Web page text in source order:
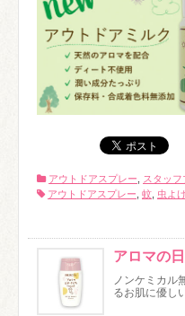
アウトドアスプレー
スタッ
アウトドアスプレー 蚊 虫よけ
アロマの
ノンケミカル
るお肌に優し